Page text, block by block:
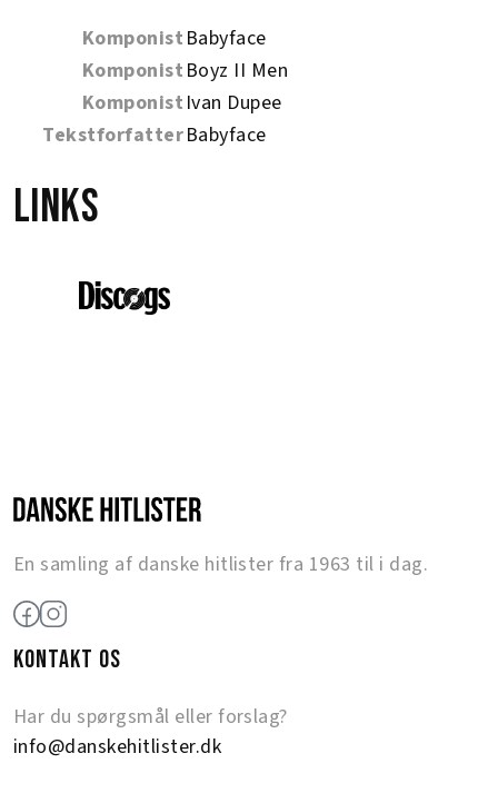
Komponist Babyface
Komponist Boyz II Men
Komponist Ivan Dupee
TekstforfatterBabyface
Links
En samling af danske hitlister fra 1963 til i dag.
KONTAKT OS
Har du spørgsmål eller forslag?
info@danskehitlister.dk